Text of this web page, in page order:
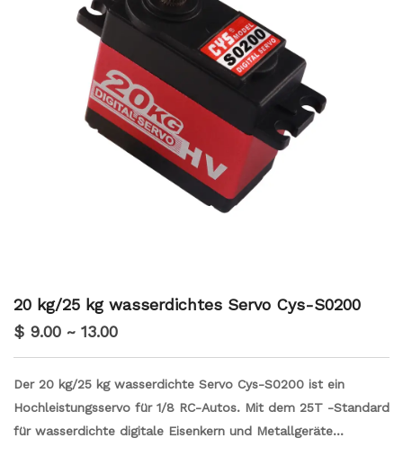
20 kg/25 kg wasserdichtes Servo Cys-S0200
$ 9.00 ~ 13.00
Der 20 kg/25 kg wasserdichte Servo Cys-S0200 ist ein
Hochleistungsservo für 1/8 RC-Autos. Mit dem 25T -Standard
für wasserdichte digitale Eisenkern und Metallgeräte